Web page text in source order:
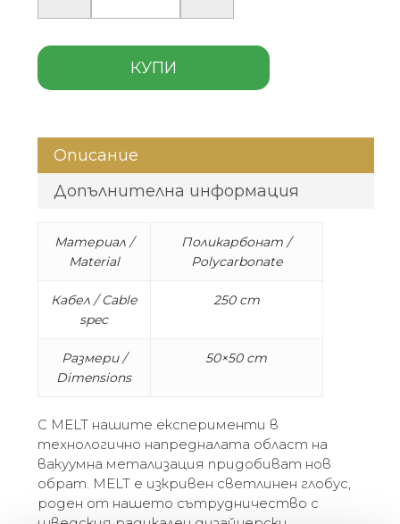
КУПИ
Описание
Допълнителна информация
Материал /
Material
Поликарбонат /
Polycarbonate
Кабел / Cable
spec
250 cm
Размери /
Dimensions
50×50 cm
С MELT нашите експерименти в
технологично напредналата област на
вакуумна метализация придобиват нов
обрат. MELT е изкривен светлинен глобус,
роден от нашето сътрудничество с